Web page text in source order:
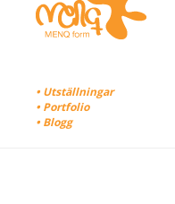
• Utställningar
• Portfolio
• Blogg